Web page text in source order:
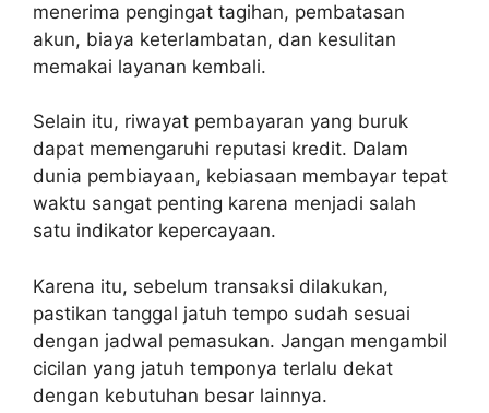
menerima pengingat tagihan, pembatasan
akun, biaya keterlambatan, dan kesulitan
memakai layanan kembali.
Selain itu, riwayat pembayaran yang buruk
dapat memengaruhi reputasi kredit. Dalam
dunia pembiayaan, kebiasaan membayar tepat
waktu sangat penting karena menjadi salah
satu indikator kepercayaan.
Karena itu, sebelum transaksi dilakukan,
pastikan tanggal jatuh tempo sudah sesuai
dengan jadwal pemasukan. Jangan mengambil
cicilan yang jatuh temponya terlalu dekat
dengan kebutuhan besar lainnya.